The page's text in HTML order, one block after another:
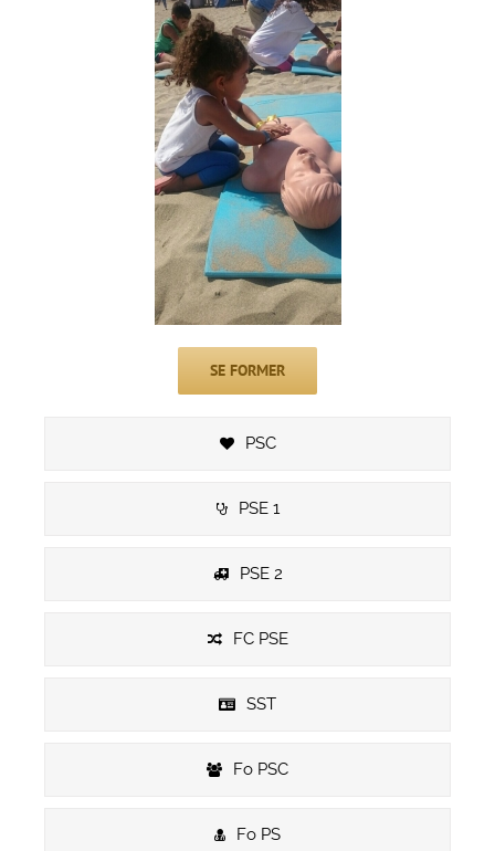
SE FORMER
PSC
PSE 1
PSE 2
FC PSE
SST
Fo PSC
Fo PS